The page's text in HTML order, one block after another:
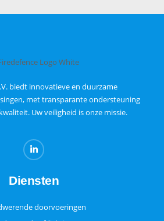
biedt innovatieve en duurzame
met transparante ondersteuning
Uw veiligheid is onze missie.
Diensten
doorvoeringen